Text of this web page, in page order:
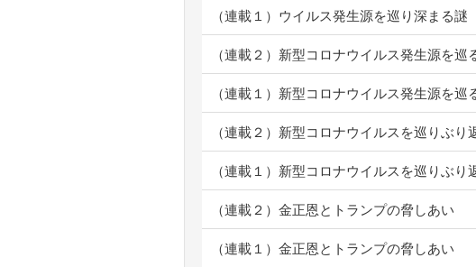
（連載１）ウイルス発生源を巡り深まる謎
（連載２）新型コロナウイルス発生源を巡
（連載１）新型コロナウイルス発生源を巡
（連載２）新型コロナウイルスを巡りぶり
（連載１）新型コロナウイルスを巡りぶり
（連載２）金正恩とトランプの脅しあい
（連載１）金正恩とトランプの脅しあい